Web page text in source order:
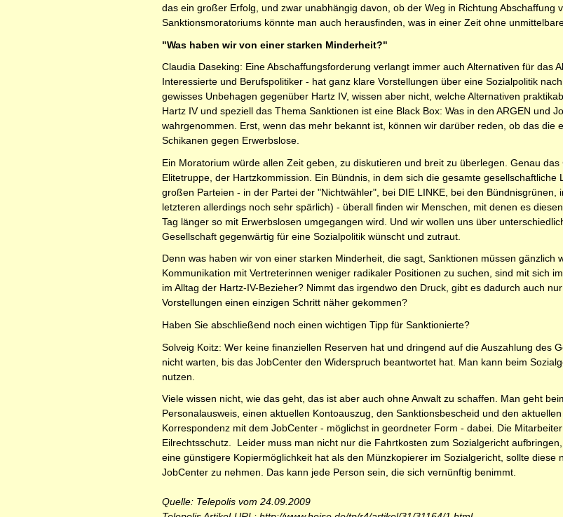
das ein großer Erfolg, und zwar unabhängig davon, ob der Weg in Richtung
Sanktionsmoratoriums könnte man auch herausfinden, was in einer Zeit ohne
"Was haben wir von einer starken Minderheit?"
Claudia Daseking: Eine Abschaffungsforderung verlangt immer auch Alternativen für das
Interessierte und Berufspolitiker - hat ganz klare Vorstellungen über eine Sozialpolitik
gewisses Unbehagen gegenüber Hartz IV, wissen aber nicht, welche Alternativen
Hartz IV und speziell das Thema Sanktionen ist eine Black Box: Was in den ARGEN und
wahrgenommen. Erst, wenn das mehr bekannt ist, können wir darüber reden, ob das die
Schikanen gegen Erwerbslose.
Ein Moratorium würde allen Zeit geben, zu diskutieren und breit zu überlegen. Genau
Elitetruppe, der Hartzkommission. Ein Bündnis, in dem sich die gesamte
großen Parteien - in der Partei der "Nichtwähler", bei DIE LINKE, bei den
letzteren allerdings noch sehr spärlich) - überall finden wir Menschen, mit denen es
Tag länger so mit Erwerbslosen umgegangen wird. Und wir wollen uns über
Gesellschaft gegenwärtig für eine Sozialpolitik wünscht und zutraut.
Denn was haben wir von einer starken Minderheit, die sagt, Sanktionen müssen
Kommunikation mit Vertreterinnen weniger radikaler Positionen zu suchen, sind mit sich
im Alltag der Hartz-IV-Bezieher? Nimmt das irgendwo den Druck, gibt es dadurch auch
Vorstellungen einen einzigen Schritt näher gekommen?
Haben Sie abschließend noch einen wichtigen Tipp für Sanktionierte?
Solveig Koitz: Wer keine finanziellen Reserven hat und dringend auf die Auszahlung des
nicht warten, bis das JobCenter den Widerspruch beantwortet hat. Man kann beim
nutzen.
Viele wissen nicht, wie das geht, das ist aber auch ohne Anwalt zu schaffen. Man geht
Personalausweis, einen aktuellen Kontoauszug, den Sanktionsbescheid und den
Korrespondenz mit dem JobCenter - möglichst in geordneter Form - dabei. Die
Eilrechtsschutz. Leider muss man nicht nur die Fahrtkosten zum Sozialgericht
eine günstigere Kopiermöglichkeit hat als den Münzkopierer im Sozialgericht, sollte
JobCenter zu nehmen. Das kann jede Person sein, die sich vernünftig benimmt.
Quelle: Telepolis vom 24.09.2009